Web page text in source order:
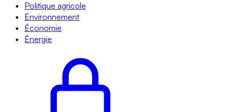
Politique agricole
Environnement
Économie
Énergie